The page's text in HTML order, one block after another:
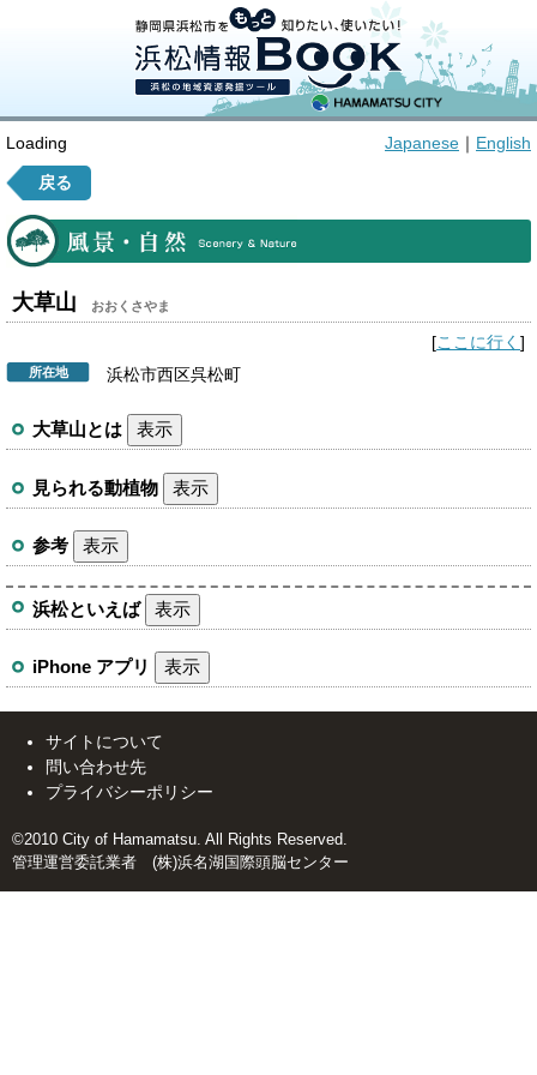
Loading Japanese ｜ English
戻る
大草山 おおくさやま
[ここに行く ]
所在地 浜松市西区呉松町
大草山とは 表示
見られる動植物 表示
参考 表示
浜松といえば 表示
iPhone アプリ 表示
サイトについて
問い合わせ先
プライバシーポリシー
©2010 City of Hamamatsu. All Rights Reserved.
管理運営委託業者 (株)浜名湖国際頭脳センター